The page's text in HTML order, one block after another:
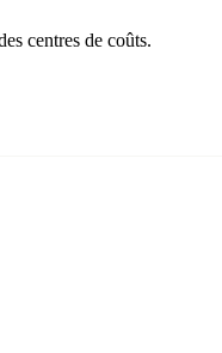
centres de coûts.